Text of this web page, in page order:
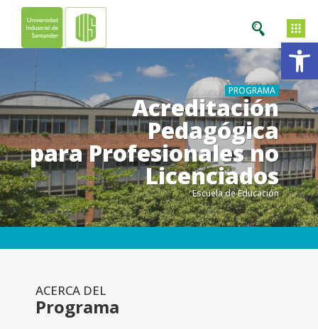
PROGRAMA
Acreditación
Pedagógica
para Profesionales no
Licenciados
Escuela de Educación
.
ACERCA DEL
Programa